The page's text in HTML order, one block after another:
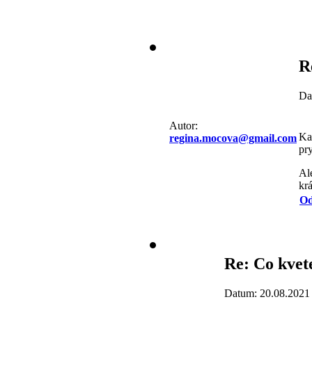
Autor:
regina.mocova@gmail.com
Re: Co
Datum: